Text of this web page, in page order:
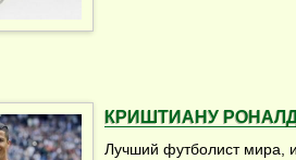
КРИШТИАНУ
Лучший футболист мира,